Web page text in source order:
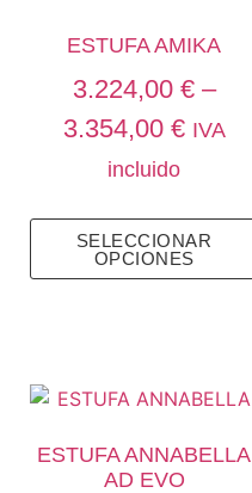
ESTUFA AMIKA
3.224,00 €–
3.354,00 € IVA
incluido
SELECCIONAR
OPCIONES
ESTUFA ANNABELLA
AD EVO